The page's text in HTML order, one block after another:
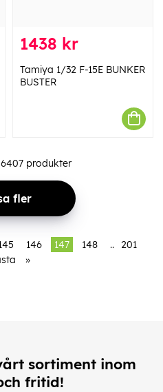
1438 kr
Tamiya 1/32 F-15E BUNKER
BUSTER
6407produkter
fler
146 147 148 .. 201
»
sortiment inom
fritid!